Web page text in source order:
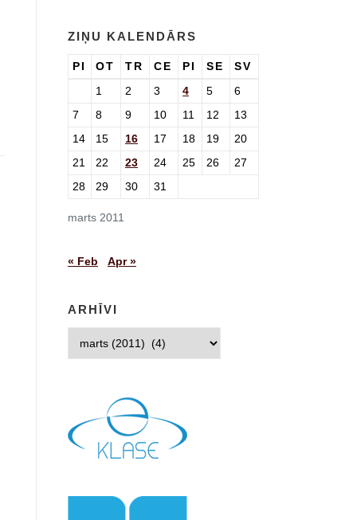
ZIŅU KALENDĀRS
marts 2011
PI OT TR CE PI SE
SV
1
2 3 4 5
6
7
8 9 10 11 12
13
14
15 16 17 18 19
20
21
22 23 24 25 26
27
28
29 30 31
« Feb Apr »
ARHĪVI